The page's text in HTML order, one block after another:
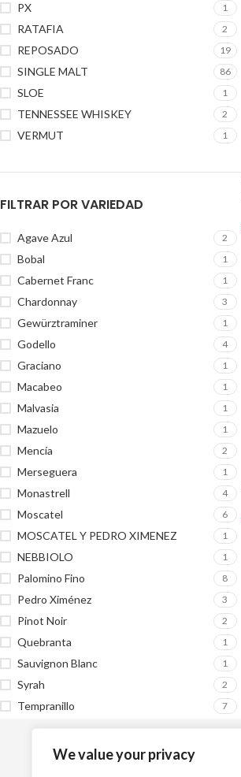
We value your privacy
PX 1
RATAFIA 2
REPOSADO 19
SINGLE MALT 86
SLOE 1
TENNESSEE WHISKEY 2
VERMUT 1
FILTRAR POR VARIEDAD
Agave Azul 2
Bobal 1
Cabernet Franc 1
Chardonnay 3
Gewürztraminer 1
Godello 4
Graciano 1
Macabeo 1
Malvasia 1
Mazuelo 1
Mencía 2
Merseguera 1
Monastrell 4
Moscatel 6
MOSCATEL Y PEDRO XIMENEZ 1
NEBBIOLO 1
Palomino Fino 8
Pedro Ximénez 3
Pinot Noir 2
Quebranta 1
Sauvignon Blanc 1
Syrah 2
Tempranillo 7
Top Vinos